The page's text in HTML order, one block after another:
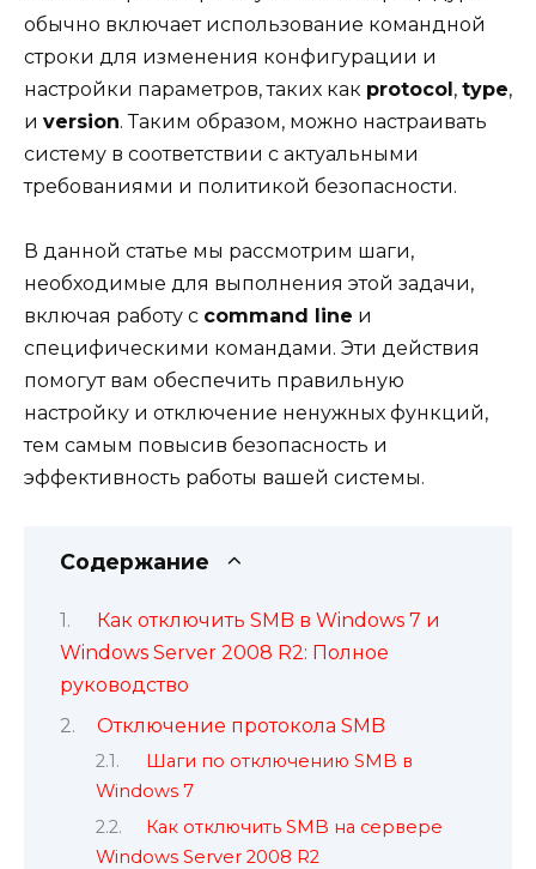
обычно включает использование командной
строки для изменения конфигурации и
настройки параметров, таких как protocol, type,
и version. Таким образом, можно настраивать
систему в соответствии с актуальными
требованиями и политикой безопасности.
В данной статье мы рассмотрим шаги,
необходимые для выполнения этой задачи,
включая работу с command line и
специфическими командами. Эти действия
помогут вам обеспечить правильную
настройку и отключение ненужных функций,
тем самым повысив безопасность и
эффективность работы вашей системы.
Содержание
Как отключить SMB в Windows 7 и
Windows Server 2008 R2: Полное
руководство
Отключение протокола SMB
Шаги по отключению SMB в
Windows 7
Как отключить SMB на сервере
Windows Server 2008 R2